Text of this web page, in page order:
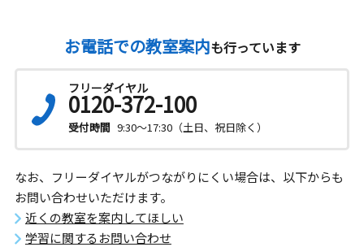
お電話での教室案内も行っています
フリーダイヤル
0120-372-100
受付時間 9:30～17:30（土日、祝日除く）
なお、フリーダイヤルがつながりにくい場合は、以下からも
お問い合わせいただけます。
近くの教室を案内してほしい
学習に関するお問い合わせ